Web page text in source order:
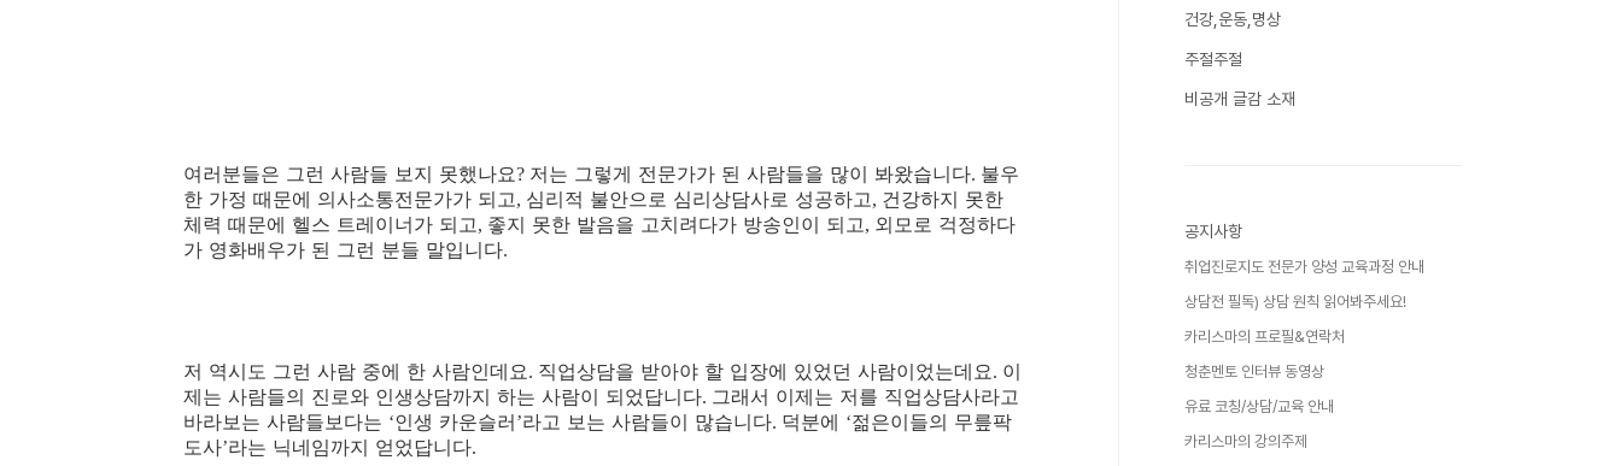
여러분들은 그런 사람들 보지 못했나요? 저는 그렇게 전문가가 된 사람들을 많이 봐왔습니다. 불우
한 가정 때문에 의사소통전문가가 되고, 심리적 불안으로 심리상담사로 성공하고, 건강하지 못한
체력 때문에 헬스 트레이너가 되고, 좋지 못한 발음을 고치려다가 방송인이 되고, 외모로 걱정하다
가 영화배우가 된 그런 분들 말입니다.
저 역시도 그런 사람 중에 한 사람인데요. 직업상담을 받아야 할 입장에 있었던 사람이었는데요. 이
제는 사람들의 진로와 인생상담까지 하는 사람이 되었답니다. 그래서 이제는 저를 직업상담사라고
바라보는 사람들보다는 ‘인생 카운슬러’라고 보는 사람들이 많습니다. 덕분에 ‘젊은이들의 무릎팍
도사’라는 닉네임까지 얻었답니다.
건강,운동,명상
주절주절
비공개 글감 소재
공지사항
취업진로지도 전문가 양성 교육과정 안내
상담전 필독) 상담 원칙 읽어봐주세요!
카리스마의 프로필&연락처
청춘멘토 인터뷰 동영상
유료 코칭/상담/교육 안내
카리스마의 강의주제